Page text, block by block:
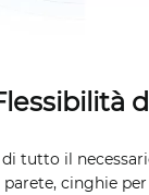
tutto il
cinghie